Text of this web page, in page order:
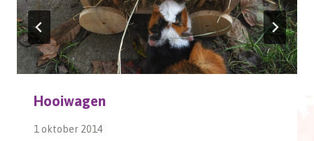
Hooiwagen
1 oktober 2014